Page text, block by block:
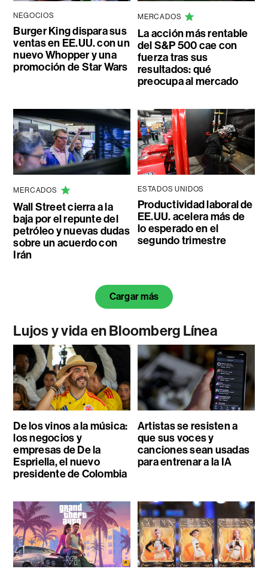
NEGOCIOS
Burger King dispara sus
ventas en EE.UU. con un
nuevo Whopper y una
promoción de Star Wars
MERCADOS
La acción más rentable
del S&P 500 cae con
fuerza tras sus
resultados: qué
preocupa al mercado
MERCADOS
Wall Street cierra a la
baja por el repunte del
petróleo y nuevas dudas
sobre un acuerdo con
Irán
ESTADOS UNIDOS
Productividad laboral de
EE.UU. acelera más de
lo esperado en el
segundo trimestre
Cargar más
Lujos y vida en Bloomberg Línea
De los vinos a la música:
los negocios y
empresas de De la
Espriella, el nuevo
presidente de Colombia
Artistas se resisten a
que sus voces y
canciones sean usadas
para entrenar a la IA